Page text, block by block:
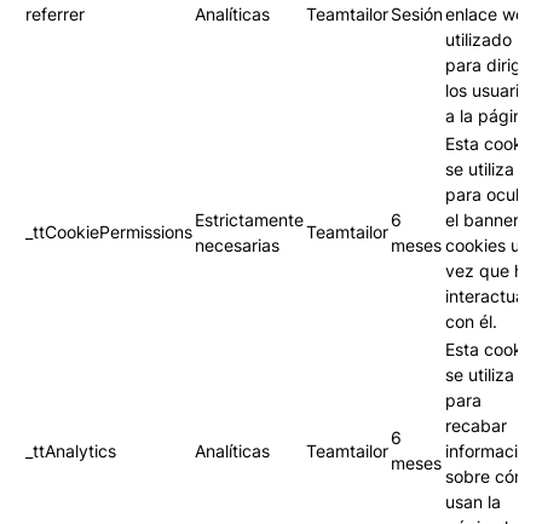
referrer Analíticas TeamtailorSesiónenlace web
utilizado
para dirigir
los usuarios
a la página.
_ttCookiePermissions
Estrictamente
necesarias
Teamtailor
6
meses
Esta cookie
se utiliza
para ocultar
el banner
cookies una
vez que has
con él.
_ttAnalytics Analíticas Teamtailor
6
meses
Esta cookie
se utiliza
para
recabar
información
sobre cómo
usan la